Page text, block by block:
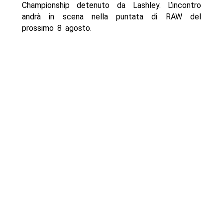
Championship detenuto da Lashley. L’incontro
andrà in scena nella puntata di RAW del
prossimo 8 agosto.